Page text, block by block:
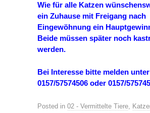
Wie für alle Katzen
ein Zuhause mit Freigang nach
Eingewöhnung ein
Beide müssen später noch
werden.
Bei Interesse bitte melden unter
0157/57574506 oder 0157/
Posted in 02 - Vermittelte Tiere,